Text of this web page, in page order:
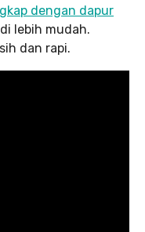
dengan dapur
lebih mudah.
dan rapi.